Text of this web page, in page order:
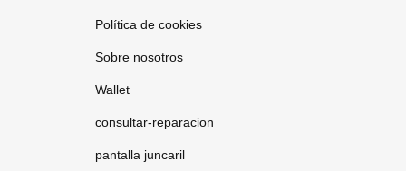
Política de cookies
Sobre nosotros
Wallet
consultar-reparacion
pantalla juncaril